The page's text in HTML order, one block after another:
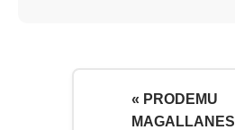
« PRODEMU
MAGALLANES